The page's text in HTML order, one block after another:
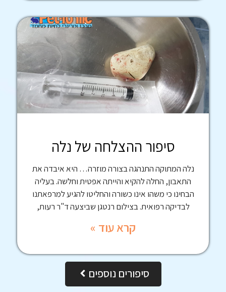
סיפור ההצלחה של נלה
נלה המתוקה התנהגה בצורה מוזרה… היא איבדה את
התאבון, החלה להקיא והייתה אפטית וחלשה. בעליה
הבחינו כי משהו אינו כשורה והחליטו להגיע למרפאתנו
לבדיקה רפואית. בצילום רנטגן שביצעה ד"ר רעות,
קרא עוד »
סיפורים נוספים